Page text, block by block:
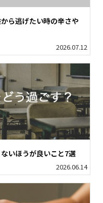
ら逃げたい時の辛さや
2026.07.12
いほうが良いこと7選
2026.06.14